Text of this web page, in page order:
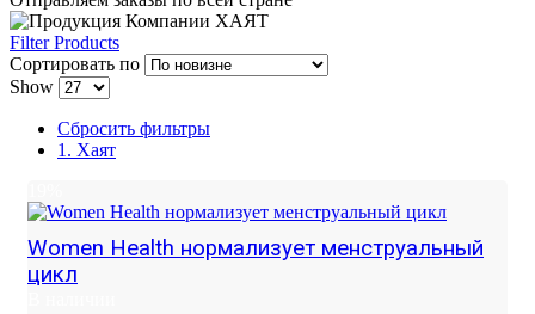
Filter Products
Сортировать по
Show
Сбросить фильтры
1. Хаят
Women Health нормализует менструальный
цикл